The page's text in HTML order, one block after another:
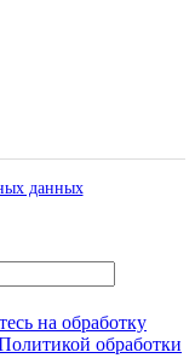
данных
на обработку
обработки